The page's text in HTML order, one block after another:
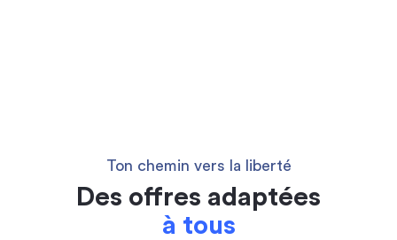
Ton chemin vers la liberté
Des offres adaptées
à tous